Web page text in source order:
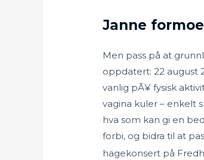
Janne
Men pass på at
oppdatert: 22 august
vanlig pÃ¥ fysisk
vagina kuler – enkelt
hva som kan gi en
forbi, og bidra til at
hagekonsert på